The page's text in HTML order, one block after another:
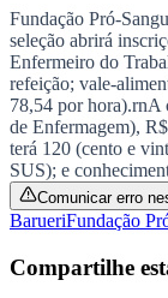
NBA
NFL
Fórmula 1
UFC
Tênis (ATP)
MLB
NHL
Atletismo
Vôlei
NBB
Fundação Pró-
seleção abrirá
Enfermeiro do
refeição; vale-
78,54 por hora).rnA
de Enfermagem),
terá 120 (cento e
SUS); e
Comunicar erro
BarueriFundação
Compartilhe